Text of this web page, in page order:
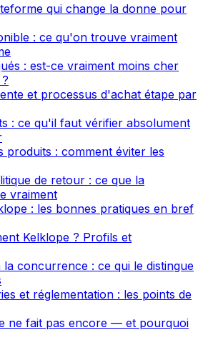
qui change la donne pour
: ce qu'on trouve vraiment
: est-ce vraiment moins cher
et processus d'achat étape par
: ce qu'il faut vérifier absolument
produits : comment éviter les
de retour : ce que la
vraiment
: les bonnes pratiques en bref
Kelklope ? Profils et
la concurrence : ce qui le distingue
et réglementation : les points de
ne fait pas encore — et pourquoi